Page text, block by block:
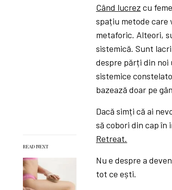
READ NEXT
Când lucrez cu
spațiu metode care
metaforic. Alteori,
sistemică. Sunt
despre părți din
sistemice
bazează doar pe
Dacă simți că ai
să cobori din cap
Retreat.
Nu e despre a
tot ce ești.